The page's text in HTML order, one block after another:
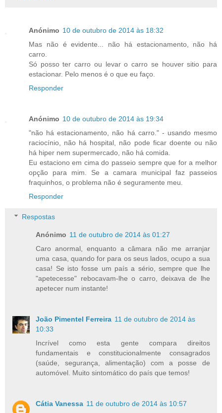
Anónimo 10 de outubro de 2014 às 18:32
Mas não é evidente... não há estacionamento, não há
carro.
Só posso ter carro ou levar o carro se houver sitio para
estacionar. Pelo menos é o que eu faço.
Responder
Anónimo 10 de outubro de 2014 às 19:34
"não há estacionamento, não há carro." - usando mesmo
raciocínio, não há hospital, não pode ficar doente ou não
há hiper nem supermercado, não há comida.
Eu estaciono em cima do passeio sempre que for a melhor
opção para mim. Se a camara municipal faz passeios
fraquinhos, o problema não é seguramente meu.
Responder
Respostas
Anónimo 11 de outubro de 2014 às 01:27
Caro anormal, enquanto a câmara não me arranjar
uma casa, quando for para os seus lados, ocupo a sua
casa! Se isto fosse um país a sério, sempre que lhe
"apetecesse" rebocavam-lhe o carro, deixava de lhe
apetecer num instante!
João Pimentel Ferreira 11 de outubro de 2014 às
10:33
Incrível como esta gente compara direitos
fundamentais e constitucionalmente consagrados
(saúde, segurança, alimentação) com a posse de
automóvel. Muito sintomático do país que temos!
Cátia Vanessa 11 de outubro de 2014 às 10:57